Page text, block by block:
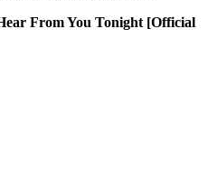
From You Tonight [Official